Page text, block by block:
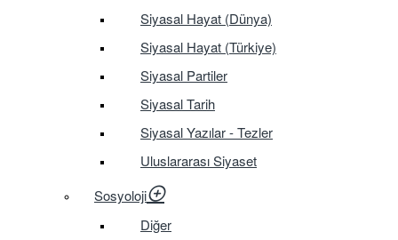
Siyasal Hayat (Dünya)
Siyasal Hayat (Türkiye)
Siyasal Partiler
Siyasal Tarih
Siyasal Yazılar - Tezler
Uluslararası Siyaset
Sosyoloji
Diğer